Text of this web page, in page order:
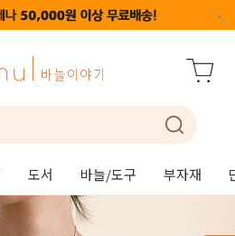
도서 바늘/도구 부자재